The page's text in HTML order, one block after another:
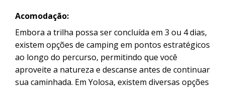
Acomodação:
Embora a trilha possa ser concluída em 3 ou 4 dias,
existem opções de camping em pontos estratégicos
ao longo do percurso, permitindo que você
aproveite a natureza e descanse antes de continuar
sua caminhada. Em Yolosa, existem diversas opções